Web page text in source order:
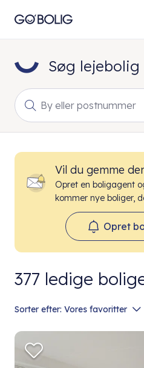
Søg lejebolig
By eller postnummer
Vil du gemme
Opret en boligagent
kommer nye boliger,
Opret
377 ledige
Sorter efter: Vores favoritter